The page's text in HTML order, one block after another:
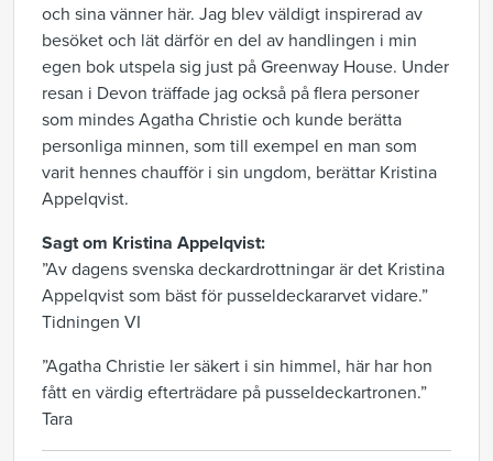
och sina vänner här. Jag blev väldigt inspirerad av
besöket och lät därför en del av handlingen i min
egen bok utspela sig just på Greenway House. Under
resan i Devon träffade jag också på flera personer
som mindes Agatha Christie och kunde berätta
personliga minnen, som till exempel en man som
varit hennes chaufför i sin ungdom, berättar Kristina
Appelqvist.
Sagt om Kristina Appelqvist:
”Av dagens svenska deckardrottningar är det Kristina
Appelqvist som bäst för pusseldeckararvet vidare.”
Tidningen VI
”Agatha Christie ler säkert i sin himmel, här har hon
fått en värdig efterträdare på pusseldeckartronen.”
Tara